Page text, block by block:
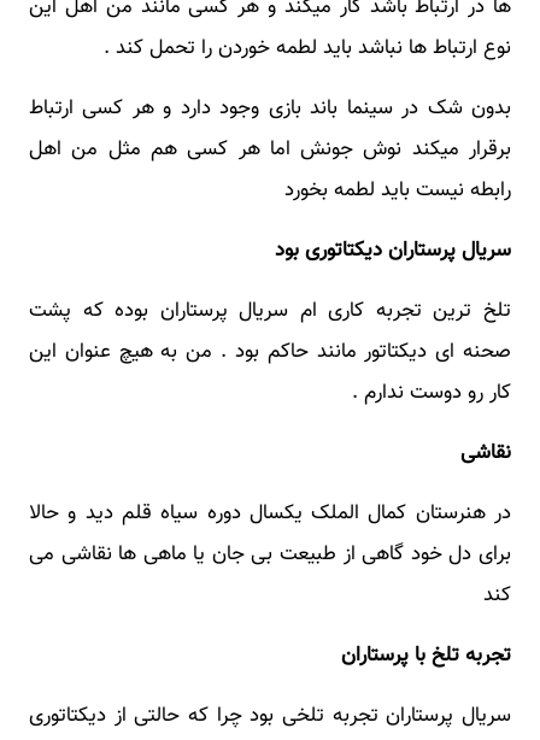
ها در ارتباط باشد کار میکند و هر کسی مانند من اهل این
نوع ارتباط ها نباشد باید لطمه خوردن را تحمل کند .
بدون شک در سینما باند بازی وجود دارد و هر کسی ارتباط
برقرار میکند نوش جونش اما هر کسی هم مثل من اهل
رابطه نیست باید لطمه بخورد
سریال پرستاران دیکتاتوری بود
تلخ ترین تجربه کاری ام سریال پرستاران بوده که پشت
صحنه ای دیکتاتور مانند حاکم بود . من به هیچ عنوان این
کار رو دوست ندارم .
نقاشی
در هنرستان کمال الملک یکسال دوره سیاه قلم دید و حالا
برای دل خود گاهی از طبیعت بی جان یا ماهی ها نقاشی می
کند
تجربه تلخ با پرستاران
سریال پرستاران تجربه تلخی بود چرا که حالتی از دیکتاتوری